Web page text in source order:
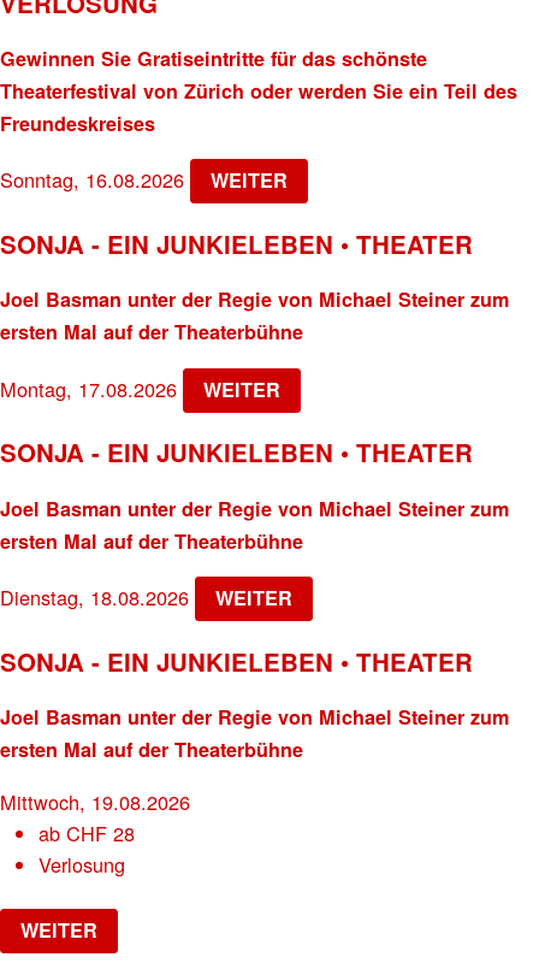
Gewinnen Sie Gratiseintritte für das schönste
Theaterfestival von Zürich oder werden Sie ein Teil des
Freundeskreises
Sonntag, 16.08.2026 WEITER
SONJA - EIN JUNKIELEBEN • THEATER
Joel Basman unter der Regie von Michael Steiner zum
ersten Mal auf der Theaterbühne
Montag, 17.08.2026 WEITER
SONJA - EIN JUNKIELEBEN • THEATER
Joel Basman unter der Regie von Michael Steiner zum
ersten Mal auf der Theaterbühne
Dienstag, 18.08.2026 WEITER
SONJA - EIN JUNKIELEBEN • THEATER
Joel Basman unter der Regie von Michael Steiner zum
ersten Mal auf der Theaterbühne
Mittwoch, 19.08.2026
abCHF 28
Verlosung
WEITER